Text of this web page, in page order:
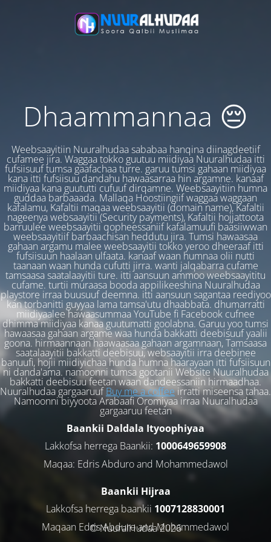
Dhaammannaa 😔
Weebsaayitiin Nuuralhudaa sababaa hanqina diinagdeetiif
cufamee jira. Waggaa tokko guutuu miidiyaa Nuuralhudaa itti
fufsiisuuf tumsa gaafachaa turre. garuu tumsi gahaan miidiyaa
kana itti fufsiisuu dandahu hawaasarraa hin argamne. kanaaf
miidiyaa kana guututti cufuuf dirqamne. Weebsaayitiin humna
guddaa barbaaada. Mallaqa Hoostiingiif waggaa waggaan
kafalamu, Kafaltii maqaa weebsaayitii (domain name), Kafaltii
nageenya websaayitii (Security payments), Kafaltii hojjattoota
barruulee weebsaayitii qopheessaniif kafalamuufi baasiiwwan
weebsaayitiif barbaachisan heddutu jira. Tumsi hawaasaa
gahaan argamu malee weebsaayitii tokko yeroo dheeraaf itti
fufsiisuun haalaan ulfaata. kanaaf waan humnaa olii nutti
taanaan waan hunda cufutti jirra. wanti jalqabarra cufame
tamsaasa saatalaayitii ture. itti aansuun ammoo weebsaayititu
cufame. turtii muraasa booda appilikeeshina Nuuralhudaa
playstore irraa buusuuf deemna. itti aansuun sagantaa reediyoo
kan torbanitti guyyaa lama tamsa'utu dhaabbata. dhumarratti
miidiyaalee hawaasummaa YouTube fi Facebook cufnee
dhimma miidiyaa kanaa guutumatti goolabna. Garuu yoo tumsi
hawaasaa gahaan argame waa hunda bakkatti deebisuuf yaalii
goona. hirmaannaan haawaasaa gahaan argamnaan, Tamsaasa
saatalaayitii bakkatti deebisuu, websaayitii irra deebinee
banuufi, hojii miidiyichaa hunda humna haarayaan itti fufsiisuun
ni danda'ama. namoonni tumsa gootanii Website Nuuralhudaa
bakkatti deebisuu feetan waan dandeessaniin hirmaadhaa.
Nuuralhudaa gargaaruufBuy me a coffeeirratti miseensa tahaa.
Namoonni biyyoota Arabaafi Oromiyaa irraa Nuuralhudaa
gargaaruu feetan
Baankii Daldala Ityoophiyaa
Lakkofsa herrega Baankii: 1000649659908
Maqaa: Edris Abduro and Mohammedawol
Baankii Hijraa
Lakkofsa herrega baankii 1007128830001
Maqaan Edris Abduro and Muhammedawol
© NuuralHudaa 2026